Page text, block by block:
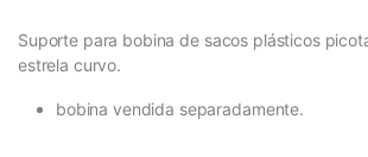
Suporte para bobina de sacos plásticos
estrela curvo.
bobina vendida separadamente.